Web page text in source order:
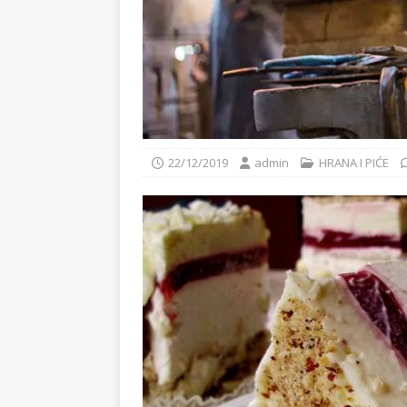
22/12/2019 admin HRANA I PIĆE